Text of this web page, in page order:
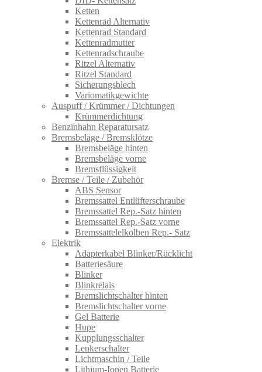
Ketten
Kettenrad Alternativ
Kettenrad Standard
Kettenradmutter
Kettenradschraube
Ritzel Alternativ
Ritzel Standard
Sicherungsblech
Variomatikgewichte
Auspuff / Krümmer / Dichtungen
Krümmerdichtung
Benzinhahn Reparatursatz
Bremsbeläge / Bremsklötze
Bremsbeläge hinten
Bremsbeläge vorne
Bremsflüssigkeit
Bremse / Teile / Zubehör
ABS Sensor
Bremssattel Entlüfterschraube
Bremssattel Rep.-Satz hinten
Bremssattel Rep.-Satz vorne
Bremssattelelkolben Rep.- Satz
Elektrik
Adapterkabel Blinker/Rücklicht
Batteriesäure
Blinker
Blinkrelais
Bremslichtschalter hinten
Bremslichtschalter vorne
Gel Batterie
Hupe
Kupplungsschalter
Lenkerschalter
Lichtmaschin / Teile
Lithium-Ionen Batterie